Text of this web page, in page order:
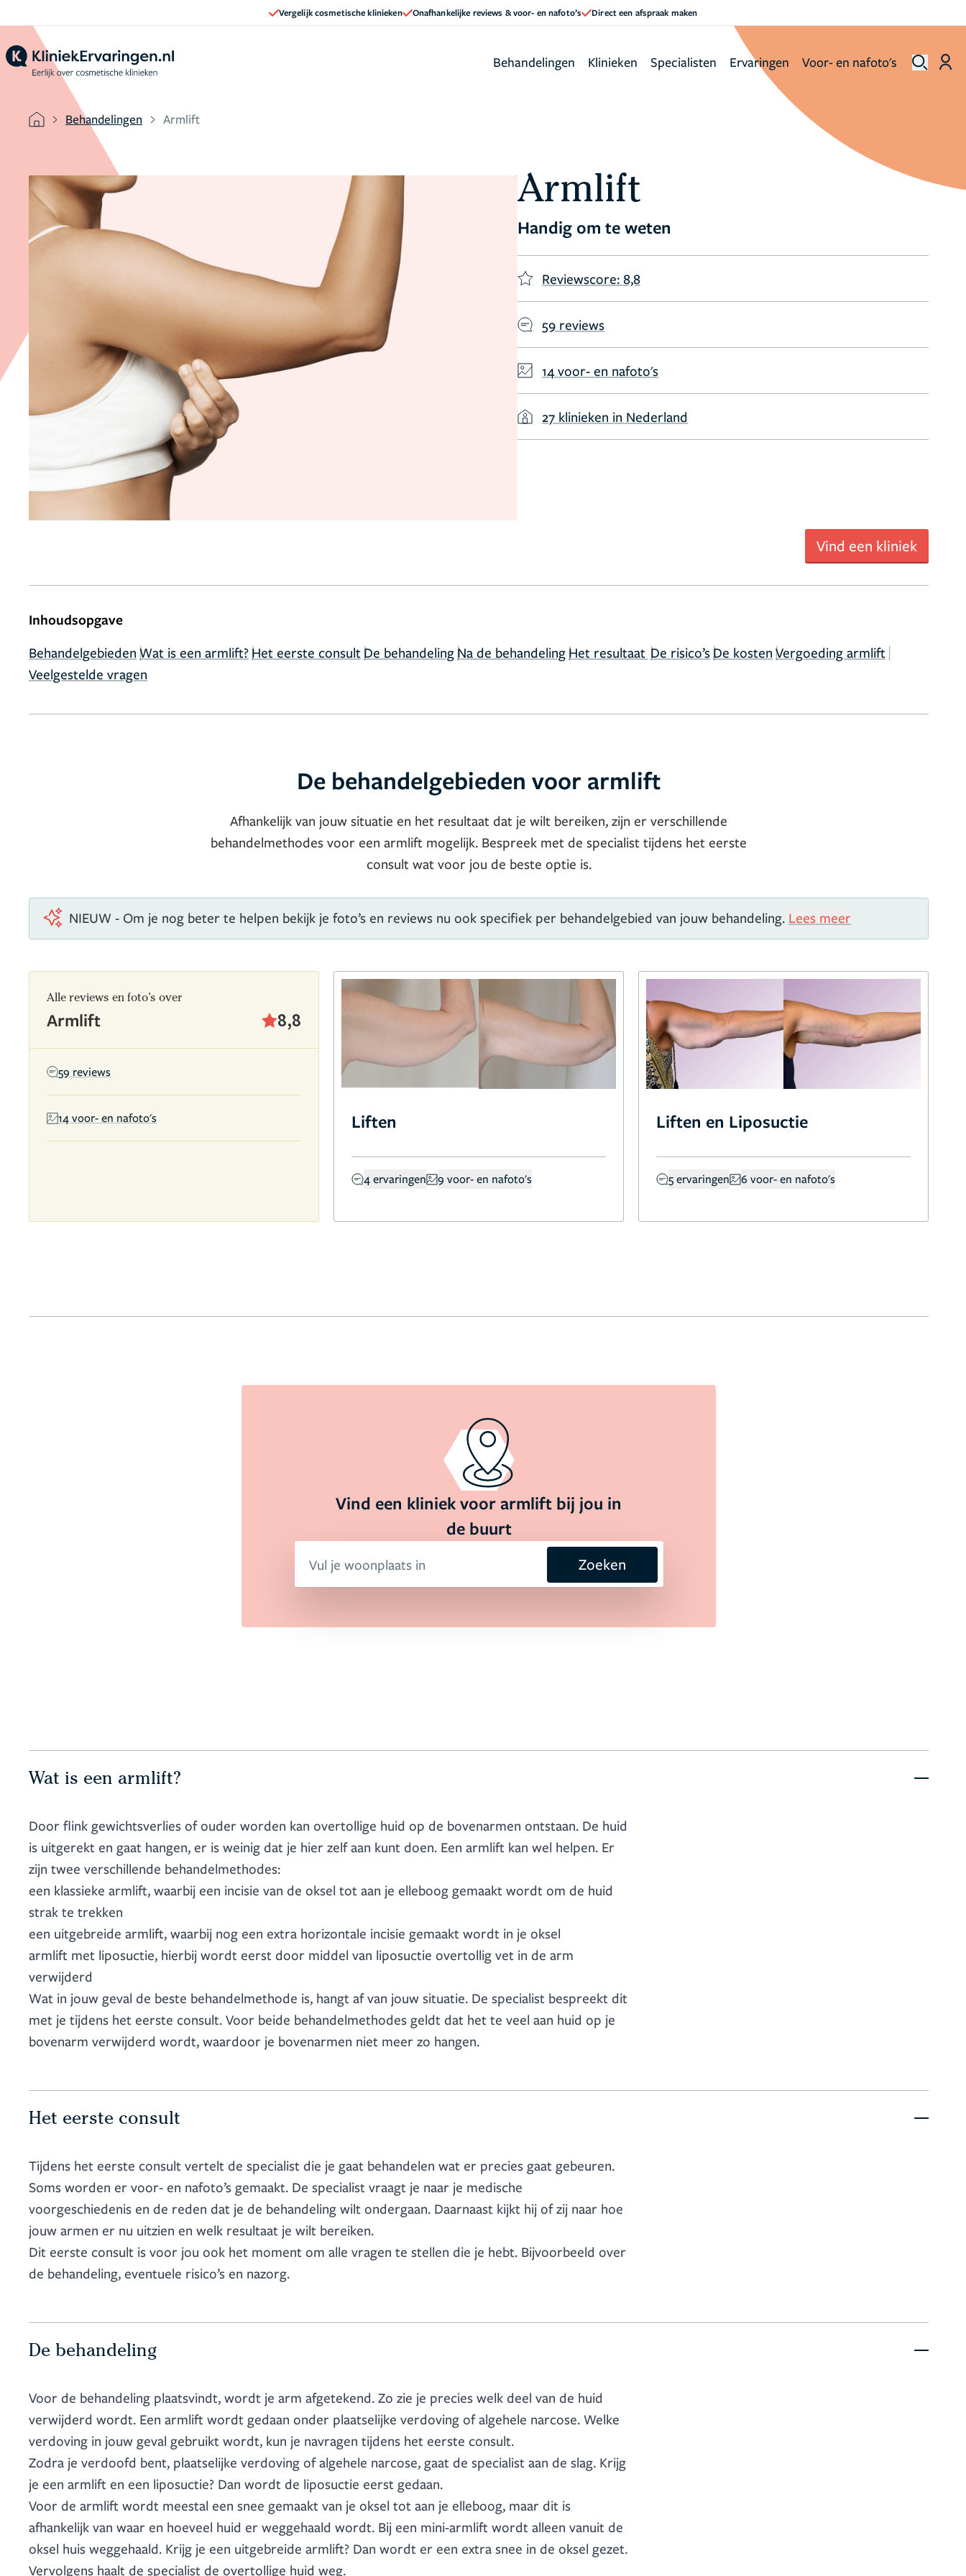
Vergelijk cosmetische klinieken Onafhankelijke reviews & voor- en nafoto’s Direct een afspraak maken
Behandelingen Klinieken Specialisten Ervaringen Voor- en nafoto's
Behandelingen Armlift
Armlift
Handig om te weten
Reviewscore: 8,8
59 reviews
14 voor- en nafoto's
27 klinieken in Nederland
Vind een kliniek
Inhoudsopgave
Behandelgebieden |
Wat is een armlift?|Het eerste consult|De behandeling|Na de behandeling|Het resultaat |
De risico’s|De kosten |
Vergoeding armlift|
Veelgestelde vragen
De behandelgebieden voor armlift
Afhankelijk van jouw situatie en het resultaat dat je wilt bereiken, zijn er verschillende
behandelmethodes voor een armlift mogelijk. Bespreek met de specialist tijdens het eerste
consult wat voor jou de beste optie is.
NIEUW - Om je nog beter te helpen bekijk je foto’s en reviews nu ook specifiek per behandelgebied van jouw behandeling. Lees meer
Alle reviews en foto’s over
Armlift 8,8
59 reviews
14 voor- en nafoto's Liften
4 ervaringen 9 voor- en nafoto's
Liften en Liposuctie
5 ervaringen 6 voor- en nafoto's
Vind een kliniek voor armlift bij jou in
de buurt
Zoeken
Wat is een armlift?
Door flink gewichtsverlies of ouder worden kan overtollige huid op de bovenarmen ontstaan. De huid
is uitgerekt en gaat hangen, er is weinig dat je hier zelf aan kunt doen. Een armlift kan wel helpen. Er
zijn twee verschillende behandelmethodes:
een klassieke armlift, waarbij een incisie van de oksel tot aan je elleboog gemaakt wordt om de huid
strak te trekken
een uitgebreide armlift, waarbij nog een extra horizontale incisie gemaakt wordt in je oksel
armlift met liposuctie, hierbij wordt eerst door middel van liposuctie overtollig vet in de arm
verwijderd
Wat in jouw geval de beste behandelmethode is, hangt af van jouw situatie. De specialist bespreekt dit
met je tijdens het eerste consult. Voor beide behandelmethodes geldt dat het te veel aan huid op je
bovenarm verwijderd wordt, waardoor je bovenarmen niet meer zo hangen.
Het eerste consult
Tijdens het eerste consult vertelt de specialist die je gaat behandelen wat er precies gaat gebeuren.
Soms worden er voor- en nafoto’s gemaakt. De specialist vraagt je naar je medische
voorgeschiedenis en de reden dat je de behandeling wilt ondergaan. Daarnaast kijkt hij of zij naar hoe
jouw armen er nu uitzien en welk resultaat je wilt bereiken.
Dit eerste consult is voor jou ook het moment om alle vragen te stellen die je hebt. Bijvoorbeeld over
de behandeling, eventuele risico’s en nazorg.
De behandeling
Voor de behandeling plaatsvindt, wordt je arm afgetekend. Zo zie je precies welk deel van de huid
verwijderd wordt. Een armlift wordt gedaan onder plaatselijke verdoving of algehele narcose. Welke
verdoving in jouw geval gebruikt wordt, kun je navragen tijdens het eerste consult.
Zodra je verdoofd bent, plaatselijke verdoving of algehele narcose, gaat de specialist aan de slag. Krijg
je een armlift en een liposuctie? Dan wordt de liposuctie eerst gedaan.
Voor de armlift wordt meestal een snee gemaakt van je oksel tot aan je elleboog, maar dit is
afhankelijk van waar en hoeveel huid er weggehaald wordt. Bij een mini-armlift wordt alleen vanuit de
oksel huis weggehaald. Krijg je een uitgebreide armlift? Dan wordt er een extra snee in de oksel gezet.
Vervolgens haalt de specialist de overtollige huid weg.